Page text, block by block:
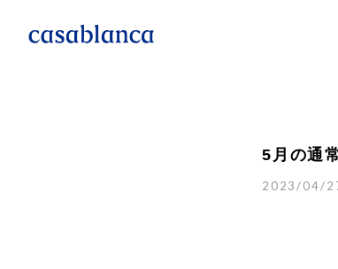
5月の通
2023/04/